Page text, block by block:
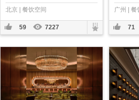
北京 | 餐饮空间
59 7227
广州 | 餐
71